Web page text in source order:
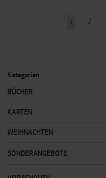
Sie
1 Seite
2
Kategorien
BÜCHER
KARTEN
WEIHNACHTEN
SONDERANGEBOTE